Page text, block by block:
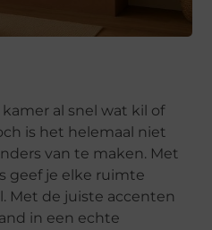
al snel wat kil of
is het helemaal niet
van te maken. Met
geef je elke ruimte
Met de juiste accenten
in een echte